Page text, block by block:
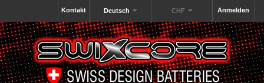
Anmelden
CHF
Deutsch
Kontakt